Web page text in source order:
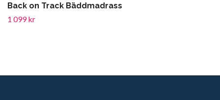
Back on Track Bäddmadrass
1 099 kr